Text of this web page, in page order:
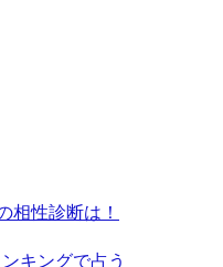
相性診断は！
キングで占う